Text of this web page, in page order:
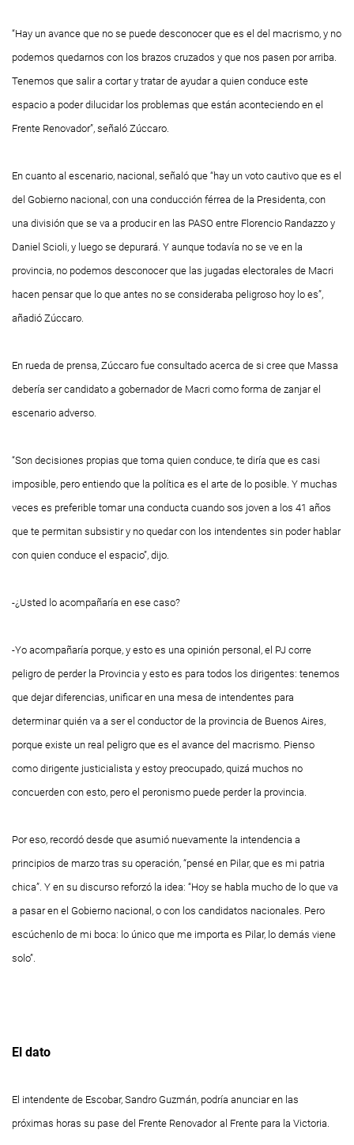
“Hay un avance que no se puede desconocer que es el del macrismo, y no
podemos quedarnos con los brazos cruzados y que nos pasen por arriba.
Tenemos que salir a cortar y tratar de ayudar a quien conduce este
espacio a poder dilucidar los problemas que están aconteciendo en el
Frente Renovador”, señaló Zúccaro.
En cuanto al escenario, nacional, señaló que “hay un voto cautivo que es el
del Gobierno nacional, con una conducción férrea de la Presidenta, con
una división que se va a producir en las PASO entre Florencio Randazzo y
Daniel Scioli, y luego se depurará. Y aunque todavía no se ve en la
provincia, no podemos desconocer que las jugadas electorales de Macri
hacen pensar que lo que antes no se consideraba peligroso hoy lo es”,
añadió Zúccaro.
En rueda de prensa, Zúccaro fue consultado acerca de si cree que Massa
debería ser candidato a gobernador de Macri como forma de zanjar el
escenario adverso.
“Son decisiones propias que toma quien conduce, te diría que es casi
imposible, pero entiendo que la política es el arte de lo posible. Y muchas
veces es preferible tomar una conducta cuando sos joven a los 41 años
que te permitan subsistir y no quedar con los intendentes sin poder hablar
con quien conduce el espacio”, dijo.
-¿Usted lo acompañaría en ese caso?
-Yo acompañaría porque, y esto es una opinión personal, el PJ corre
peligro de perder la Provincia y esto es para todos los dirigentes: tenemos
que dejar diferencias, unificar en una mesa de intendentes para
determinar quién va a ser el conductor de la provincia de Buenos Aires,
porque existe un real peligro que es el avance del macrismo. Pienso
como dirigente justicialista y estoy preocupado, quizá muchos no
concuerden con esto, pero el peronismo puede perder la provincia.
Por eso, recordó desde que asumió nuevamente la intendencia a
principios de marzo tras su operación, “pensé en Pilar, que es mi patria
chica”. Y en su discurso reforzó la idea: “Hoy se habla mucho de lo que va
a pasar en el Gobierno nacional, o con los candidatos nacionales. Pero
escúchenlo de mi boca: lo único que me importa es Pilar, lo demás viene
solo”.
El dato
El intendente de Escobar, Sandro Guzmán, podría anunciar en las
próximas horas su pase del Frente Renovador al Frente para la Victoria.